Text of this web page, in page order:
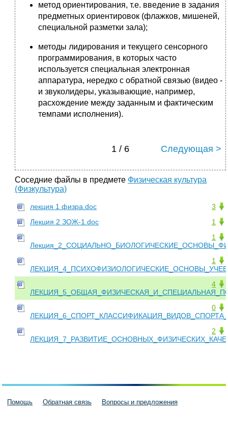
метод ориентирования, т.е. введение в задания
предметных ориентировок (флажков, мишеней,
специальной разметки зала);
методы лидирования и текущего сенсорного
программирования, в которых часто
используется специальная электронная
аппаратура, нередко с обратной связью (видео -
и звуколидеры, указывающие, например,
расхождение между заданным и фактическим
темпами исполнения).
1 / 6 Следующая >
Соседние файлы в предмете Физическая культура
(Физкультура)
3
лекция 1 физра.doc
1
Лекция 2 ЗОЖ-1.doc
1
1
4
0
2
Помощь Обратная связь Вопросы и предложения